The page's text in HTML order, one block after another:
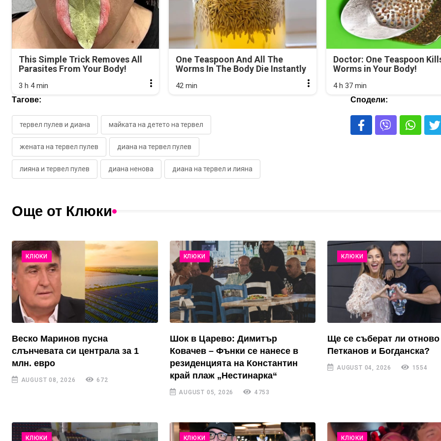
This Simple Trick Removes All
Parasites From Your Body!
3 h 4 min
One Teaspoon And All The
Worms In The Body Die Instantly
42 min
Doctor: One Teaspoon
Worms in Your Body!
4 h 37 min
Тагове:
тервел пулев и диана майката на детето на тервел
жената на тервел пулев диана на тервел пулев
лияна и тервел пулев диана ненова диана на тервел и лияна
Сподели:
Още от Клюки
КЛЮКИ
Веско Маринов пусна
слънчевата си централа за 1
млн. евро
AUGUST 08, 2026 672
КЛЮКИ
Шок в Царево: Димитър
Ковачев – Фънки се нанесе в
резиденцията на Константин
край плаж „Нестинарка“
AUGUST 05, 2026 4753
КЛЮКИ
Ще се съберат ли отново
Петканов и Богданска?
AUGUST 04, 2026 1554
КЛЮКИ КЛЮКИ КЛЮКИ